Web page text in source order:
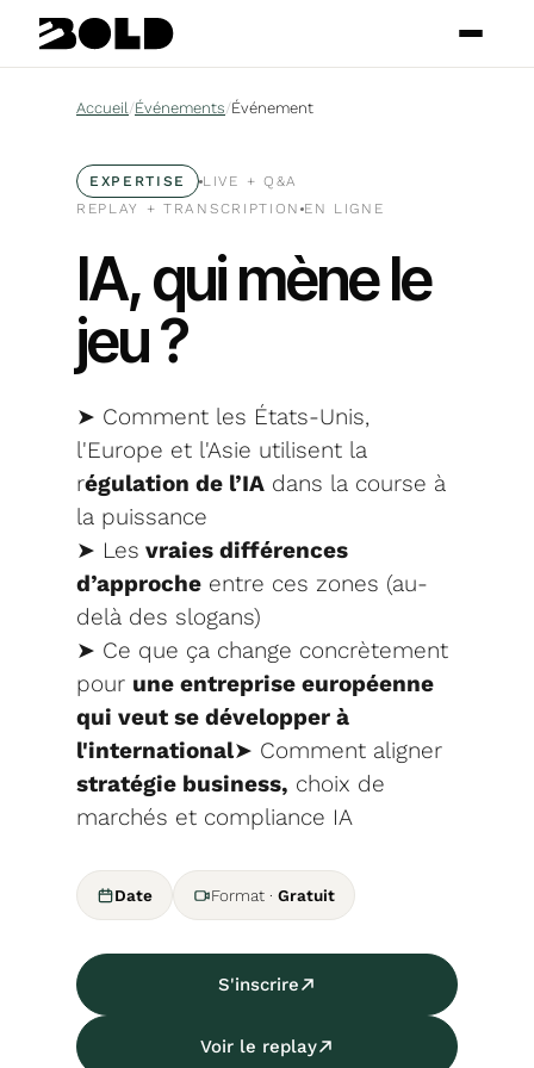
Accueil/Événements/Événement
EXPERTISE LIVE + Q &A
REPLAY + TRANSCRIPTION EN LIGNE
IA, qui mène le
jeu ?
➤ Comment les États-Unis,
l'Europe et l'Asie utilisent la
régulation de l’IA dans la course à
la puissance
➤ Les vraies différences
d’approche entre ces zones (au-
delà des slogans)
➤ Ce que ça change concrètement
pour une entreprise européenne
qui veut se développer à
l'international➤ Comment aligner
stratégie business, choix de
marchés et compliance IA
Date Format · Gratuit
S'inscrire
Voir le replay